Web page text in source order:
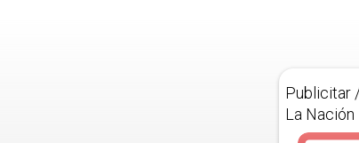
Publicitar
La Nación